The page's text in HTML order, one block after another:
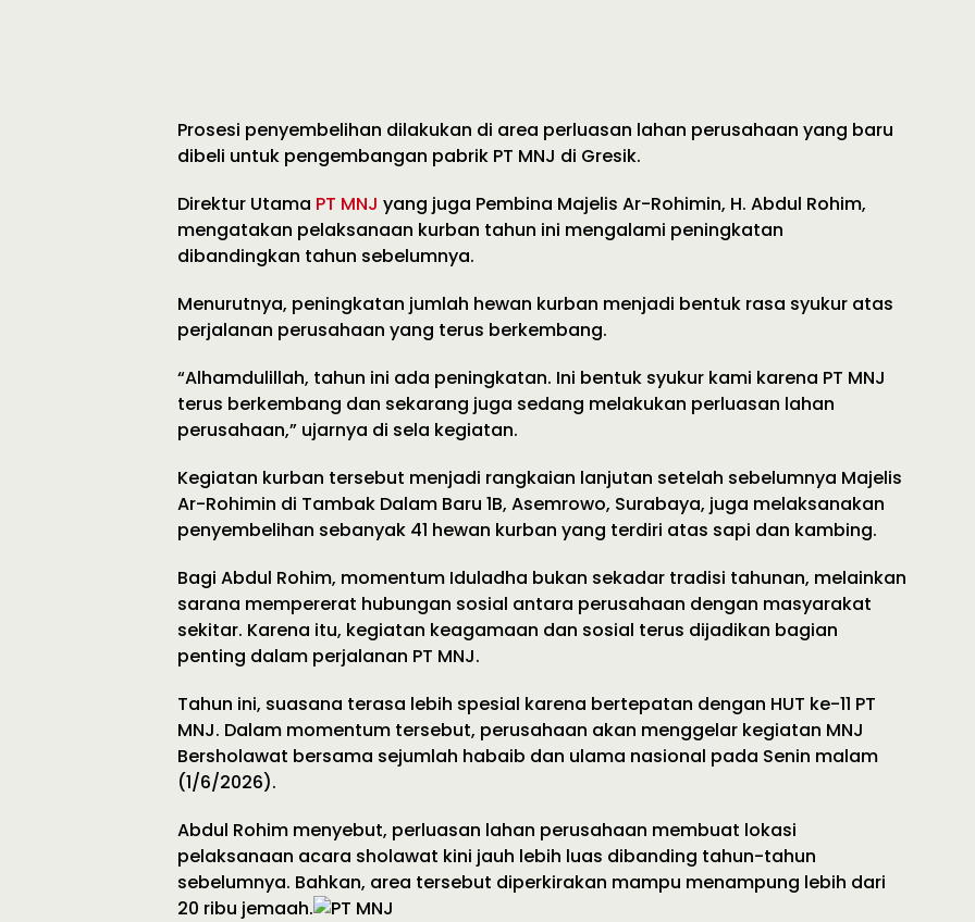
Prosesi penyembelihan dilakukan di area perluasan lahan perusahaan yang baru
dibeli untuk pengembangan pabrik PT MNJ di Gresik.
Direktur Utama PT MNJ yang juga Pembina Majelis Ar-Rohimin, H. Abdul Rohim,
mengatakan pelaksanaan kurban tahun ini mengalami peningkatan
dibandingkan tahun sebelumnya.
Menurutnya, peningkatan jumlah hewan kurban menjadi bentuk rasa syukur atas
perjalanan perusahaan yang terus berkembang.
“Alhamdulillah, tahun ini ada peningkatan. Ini bentuk syukur kami karena PT MNJ
terus berkembang dan sekarang juga sedang melakukan perluasan lahan
perusahaan,” ujarnya di sela kegiatan.
Kegiatan kurban tersebut menjadi rangkaian lanjutan setelah sebelumnya Majelis
Ar-Rohimin di Tambak Dalam Baru 1B, Asemrowo, Surabaya, juga melaksanakan
penyembelihan sebanyak 41 hewan kurban yang terdiri atas sapi dan kambing.
Bagi Abdul Rohim, momentum Iduladha bukan sekadar tradisi tahunan, melainkan
sarana mempererat hubungan sosial antara perusahaan dengan masyarakat
sekitar. Karena itu, kegiatan keagamaan dan sosial terus dijadikan bagian
penting dalam perjalanan PT MNJ.
Tahun ini, suasana terasa lebih spesial karena bertepatan dengan HUT ke-11 PT
MNJ. Dalam momentum tersebut, perusahaan akan menggelar kegiatan MNJ
Bersholawat bersama sejumlah habaib dan ulama nasional pada Senin malam
(1/6/2026).
Abdul Rohim menyebut, perluasan lahan perusahaan membuat lokasi
pelaksanaan acara sholawat kini jauh lebih luas dibanding tahun-tahun
sebelumnya. Bahkan, area tersebut diperkirakan mampu menampung lebih dari
20 ribu jemaah.